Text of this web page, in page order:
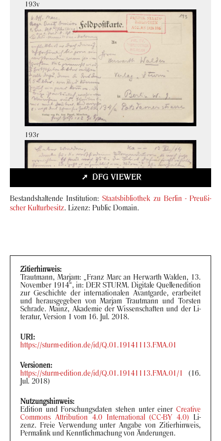
193v
193r
Farb­keil
DFG VIEW­ER
Be­stands­hal­ten­de In­sti­tu­ti­on:Staats­bi­blio­thek zu Ber­lin - Preu­ßi­
scher Kul­tur­be­sitz. Li­zenz: Pu­blic Do­main.
Zi­tier­hin­weis:
Traut­mann, Mar­jam: „Franz Marc an Her­warth Wal­den, 13.
No­vem­ber 1914“, in: DER STURM. Di­gi­ta­le Quel­len­edi­ti­on
zur Ge­schich­te der in­ter­na­tio­na­len Avant­gar­de, er­ar­bei­tet
und her­aus­ge­ge­ben von Mar­jam Traut­mann und Tors­ten
Schra­de. Mainz, Aka­de­mie der Wis­sen­schaf­ten und der Li­
te­ra­tur, Ver­si­on 1 vom 16. Jul. 2018.
URI:
https://sturm-​edition.de/id/Q.01.19141113.FMA.01
Ver­sio­nen:
https://sturm-​edition.de/id/Q.01.19141113.FMA.01/1
(16.
Jul. 2018)
Nut­zungs­hin­weis:
Edi­ti­on und For­schungs­da­ten ste­hen unter einer Crea­ti­ve
Com­mons At­tri­bu­ti­on 4.0 In­ter­na­tio­nal (CC-BY 4.0) Li­
zenz. Freie Ver­wen­dung unter An­ga­be von Zi­tier­hin­weis,
Per­ma­link und Kennt­lich­ma­chung von Än­de­run­gen.